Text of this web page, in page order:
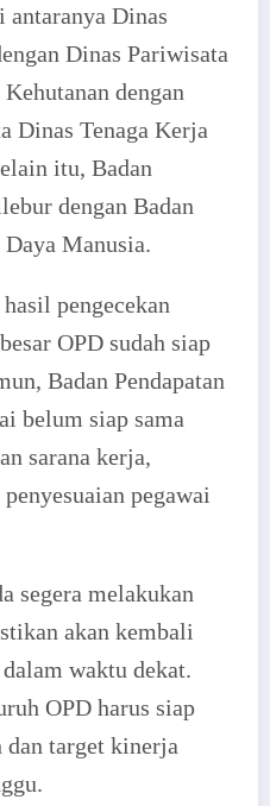
antaranya Dinas
Dinas Pariwisata
dengan
Dinas Tenaga Kerja
itu, Badan
dengan Badan
Daya Manusia.
pengecekan
OPD sudah siap
Badan Pendapatan
belum siap sama
sarana kerja,
pegawai
segera melakukan
akan kembali
waktu dekat.
OPD harus siap
dan target kinerja